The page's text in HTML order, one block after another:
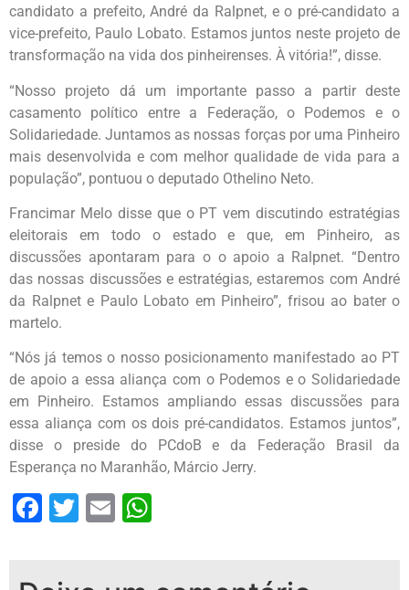
candidato a prefeito, André da Ralpnet, e o pré-candidato a
vice-prefeito, Paulo Lobato. Estamos juntos neste projeto de
transformação na vida dos pinheirenses. À vitória!”, disse.
“Nosso projeto dá um importante passo a partir deste
casamento político entre a Federação, o Podemos e o
Solidariedade. Juntamos as nossas forças por uma Pinheiro
mais desenvolvida e com melhor qualidade de vida para a
população”, pontuou o deputado Othelino Neto.
Francimar Melo disse que o PT vem discutindo estratégias
eleitorais em todo o estado e que, em Pinheiro, as
discussões apontaram para o o apoio a Ralpnet. “Dentro
das nossas discussões e estratégias, estaremos com André
da Ralpnet e Paulo Lobato em Pinheiro”, frisou ao bater o
martelo.
“Nós já temos o nosso posicionamento manifestado ao PT
de apoio a essa aliança com o Podemos e o Solidariedade
em Pinheiro. Estamos ampliando essas discussões para
essa aliança com os dois pré-candidatos. Estamos juntos”,
disse o preside do PCdoB e da Federação Brasil da
Esperança no Maranhão, Márcio Jerry.
Facebook
Twitter
Email